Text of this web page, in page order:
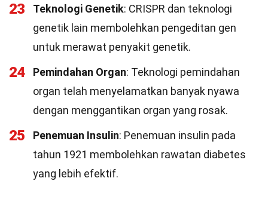
23 Teknologi Genetik: CRISPR dan teknologi
genetik lain membolehkan pengeditan gen
untuk merawat penyakit genetik.
24 Pemindahan Organ: Teknologi pemindahan
organ telah menyelamatkan banyak nyawa
dengan menggantikan organ yang rosak.
25 Penemuan Insulin: Penemuan insulin pada
tahun 1921 membolehkan rawatan diabetes
yang lebih efektif.